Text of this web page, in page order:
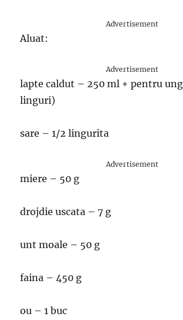
Advertisement
Aluat:
Advertisement
lapte caldut – 250 ml + pentru
linguri)
sare – 1/2 lingurita
Advertisement
miere – 50 g
drojdie uscata – 7 g
unt moale – 50 g
faina – 450 g
ou – 1 buc